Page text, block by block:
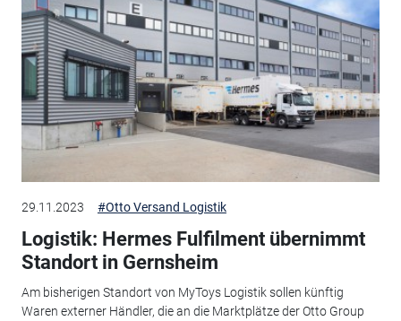
29.11.2023 #Otto Versand Logistik
Logistik: Hermes Fulfilment übernimmt
Standort in Gernsheim
Am bisherigen Standort von MyToys Logistik sollen künftig
Waren externer Händler, die an die Marktplätze der Otto Group